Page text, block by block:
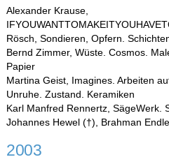
Alexander Krause,
Rösch, Sondieren, Opfern.
Bernd Zimmer, Wüste. Cosmos.
Papier
Martina Geist, Imagines. Arbeiten
Unruhe. Zustand. Keramiken
Karl Manfred Rennertz, SägeWerk.
Johannes Hewel (†), Brahman
2003